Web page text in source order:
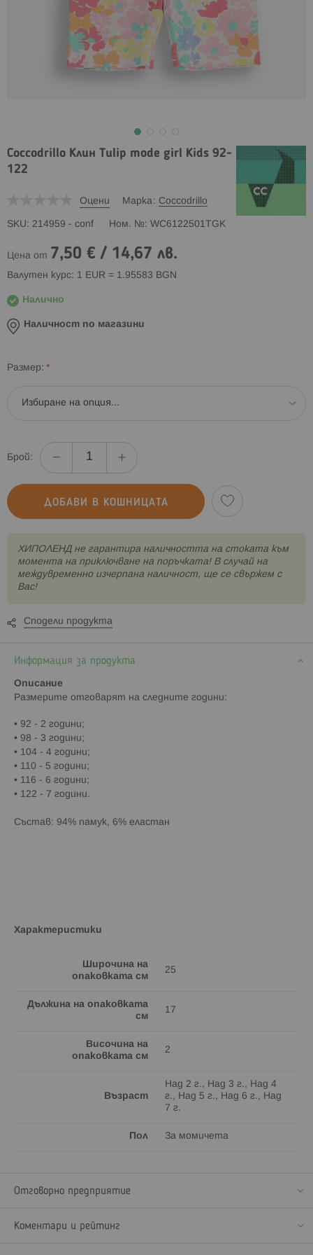
Coccodrillo Клин Tulip mode girl Kids 92-
122
Оцени Марка Coccodrillo
SKU 214959 - conf Ном. № WC6122501TGK
Цена от 7,50 € / 14,67 лв.
Валутен курс: 1 EUR = 1.95583 BGN
Налично
Наличност по магазини
Размер
Брой:
ДОБАВИ В КОШНИЦАТА
XИПОЛЕНД не гарантира наличността на стоката към
момента на приключване на поръчката! В случай на
междувременно изчерпана наличност, ще се свържем с
Вас!
Сподели продукта
Информация за продукта
Описание
Paзмepитe oтгoвapят нa cлeднитe гoдини:
• 92 - 2 гoдини;
• 98 - 3 гoдини;
• 104 - 4 гoдини;
• 110 - 5 гoдини;
• 116 - 6 гoдини;
• 122 - 7 гoдини.
Cъcтaв: 94% памук, 6% еластан
Характеристики
Широчина на
опаковката см
25
Дължина на опаковката
см
17
Височина на
опаковката см
2
Възраст
Над 2 г., Над 3 г., Над 4
г., Над 5 г., Над 6 г., Над
7 г.
Пол За момичета
Отговорно предприятие
Коментари и рейтинг